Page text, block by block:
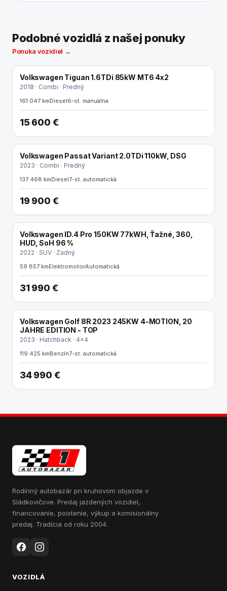
Podobné vozidlá z našej ponuky
Ponuka vozidiel →
Volkswagen Tiguan 1.6TDi 85kW MT6 4x2
2018 · Combi · Predný
161 047 kmDiesel6-st. manuálna
15 600 €
REZERVOVANÉ
Volkswagen Passat Variant 2.0TDi 110kW, DSG
2023 · Combi · Predný
137 468 kmDiesel7-st. automatická
19 900 €
ELEKTRO
Volkswagen ID.4 Pro 150KW 77kWH, Ťažné, 360,
HUD, SoH 96 %
2022 · SUV · Zadný
59 857 kmElektromotorAutomatická
31 990 €
Volkswagen Golf 8R 2023 245KW 4-MOTION, 20
JAHRE EDITION - TOP
2023 · Hatchback · 4x4
119 425 kmBenzín7-st. automatická
34 990 €
Rodinný autobazár pri kruhovom objazde v
Sládkovičove. Predaj jazdených vozidiel,
financovanie, poistenie, výkup a komisionálny
predaj. Tradícia od roku 2004.
VOZIDLÁ